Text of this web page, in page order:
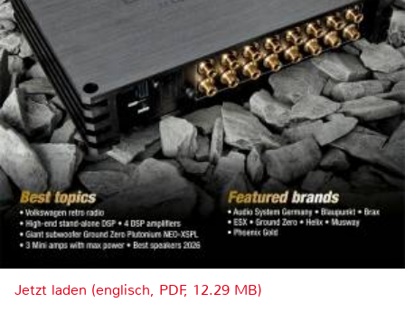
Jetzt laden (englisch, PDF, 12.29 MB)